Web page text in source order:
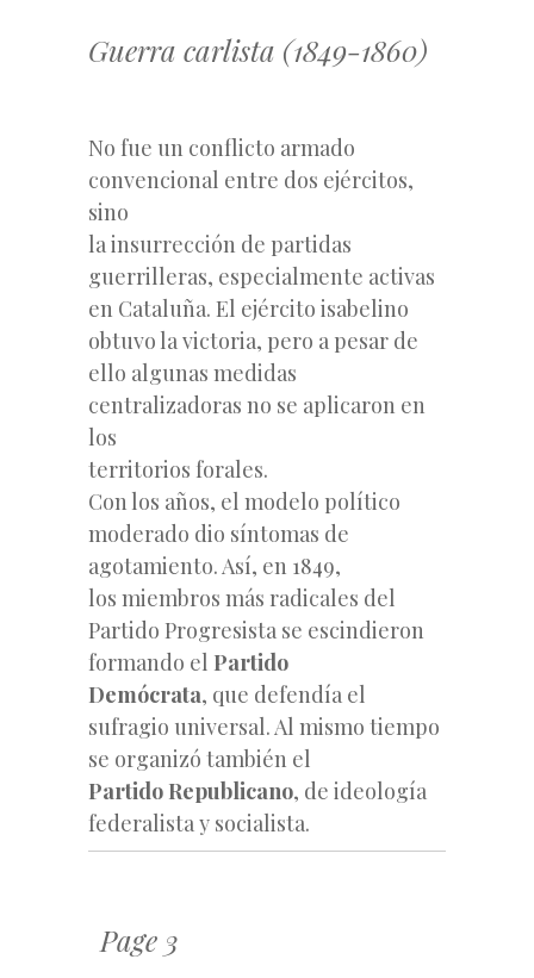
Guerra carlista (1849-1860)
No fue un conflicto armado
convencional entre dos ejércitos,
sino
la insurrección de partidas
guerrilleras, especialmente activas
en Cataluña. El ejército isabelino
obtuvo la victoria, pero a pesar de
ello algunas medidas
centralizadoras no se aplicaron en
los
territorios forales.
Con los años, el modelo político
moderado dio síntomas de
agotamiento. Así, en 1849,
los miembros más radicales del
Partido Progresista se escindieron
formando el Partido
Demócrata, que defendía el
sufragio universal. Al mismo tiempo
se organizó también el
Partido Republicano, de ideología
federalista y socialista.
Page 3